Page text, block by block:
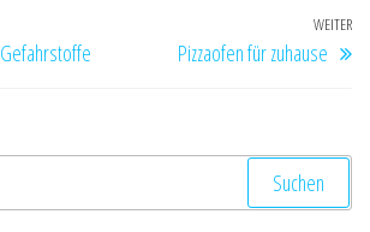
WEITER
Pizzaofen für zuhause